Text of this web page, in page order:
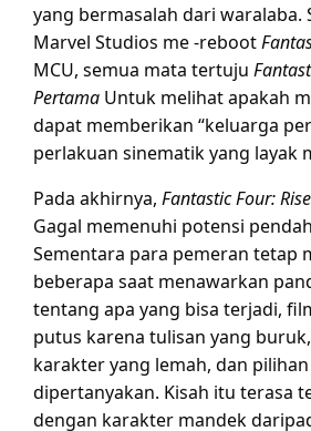
yang bermasalah dari waralaba.
Marvel Studios me -reboot
MCU, semua mata tertuju
Pertama Untuk melihat apakah
dapat memberikan “keluarga
perlakuan sinematik yang layak
Pada akhirnya, Fantastic Four:
Gagal memenuhi potensi
Sementara para pemeran tetap
beberapa saat menawarkan
tentang apa yang bisa terjadi,
putus karena tulisan yang
karakter yang lemah, dan
dipertanyakan. Kisah itu terasa
dengan karakter mandek